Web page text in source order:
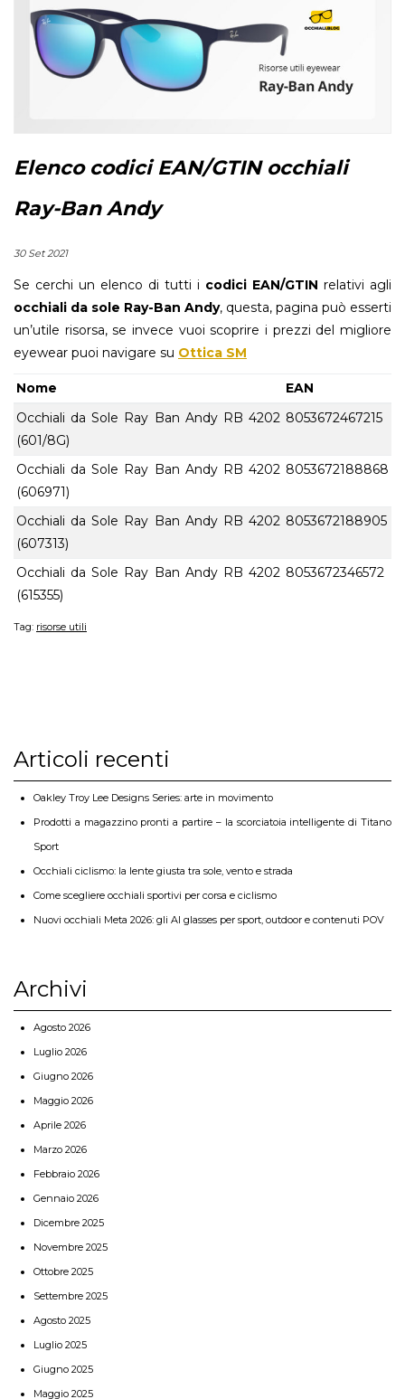
Elenco codici EAN/GTIN occhiali
Ray-Ban Andy
30 Set 2021
Se cerchi un elenco di tutti i codici EAN/GTIN relativi agli
occhiali da sole Ray-Ban Andy, questa, pagina può esserti
un’utile risorsa, se invece vuoi scoprire i prezzi del migliore
eyewear puoi navigare su Ottica SM
Nome
EAN
Occhiali da Sole Ray Ban Andy RB 4202
(601/8G)
8053672467215
Occhiali da Sole Ray Ban Andy RB 4202
(606971)
8053672188868
Occhiali da Sole Ray Ban Andy RB 4202
(607313)
8053672188905
Occhiali da Sole Ray Ban Andy RB 4202
(615355)
8053672346572
Tag: risorse utili
Articoli recenti
Oakley Troy Lee Designs Series: arte in movimento
Prodotti a magazzino pronti a partire – la scorciatoia intelligente di Titano
Sport
Occhiali ciclismo: la lente giusta tra sole, vento e strada
Come scegliere occhiali sportivi per corsa e ciclismo
Nuovi occhiali Meta 2026: gli AI glasses per sport, outdoor e contenuti POV
Archivi
Agosto 2026
Luglio 2026
Giugno 2026
Maggio 2026
Aprile 2026
Marzo 2026
Febbraio 2026
Gennaio 2026
Dicembre 2025
Novembre 2025
Ottobre 2025
Settembre 2025
Agosto 2025
Luglio 2025
Giugno 2025
Maggio 2025